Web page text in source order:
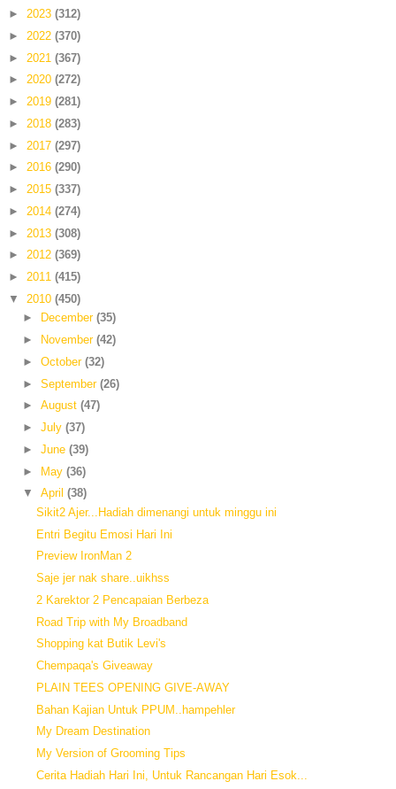
► 2023 (312)
► 2022 (370)
► 2021 (367)
► 2020 (272)
► 2019 (281)
► 2018 (283)
► 2017 (297)
► 2016 (290)
► 2015 (337)
► 2014 (274)
► 2013 (308)
► 2012 (369)
► 2011 (415)
▼ 2010 (450)
►
December (35)
►
November (42)
► October (32)
► September (26)
► August (47)
► July (37)
► June (39)
► May (36)
▼ April (38)
Sikit2 Ajer...Hadiah dimenangi untuk minggu ini
Entri Begitu Emosi Hari Ini
Preview IronMan 2
Saje jer nak share..uikhss
2 Karektor 2 Pencapaian Berbeza
Road Trip with My Broadband
Shopping kat Butik Levi's
Chempaqa's Giveaway
PLAIN TEES OPENING GIVE-AWAY
Bahan Kajian Untuk PPUM..hampehler
My Dream Destination
My Version of Grooming Tips
Cerita Hadiah Hari Ini, Untuk Rancangan Hari Esok...